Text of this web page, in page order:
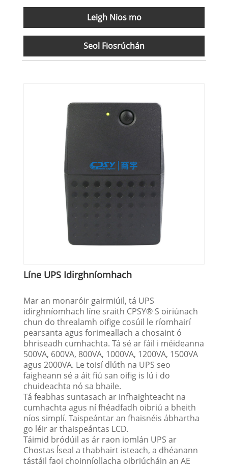
Leigh Nios mo
Seol Fiosrúchán
Líne UPS Idirghníomhach
Mar an monaróir gairmiúil, tá UPS
idirghníomhach líne sraith CPSY® S oiriúnach
chun do threalamh oifige cosúil le ríomhairí
pearsanta agus forimeallach a chosaint ó
bhriseadh cumhachta. Tá sé ar fáil i méideanna
500VA, 600VA, 800VA, 1000VA, 1200VA, 1500VA
agus 2000VA. Le toisí dlúth na UPS seo
faigheann sé a áit fiú san oifig is lú i do
chuideachta nó sa bhaile.
Tá feabhas suntasach ar infhaighteacht na
cumhachta agus ní fhéadfadh oibriú a bheith
níos simplí. Taispeántar an fhaisnéis ábhartha
go léir ar thaispeántas LCD.
Táimid bródúil as ár raon iomlán UPS ar
Chostas Íseal a thabhairt isteach, a dhéanann
tástáil faoi choinníollacha oibriúcháin an AE